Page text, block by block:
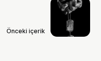
Önceki içerik